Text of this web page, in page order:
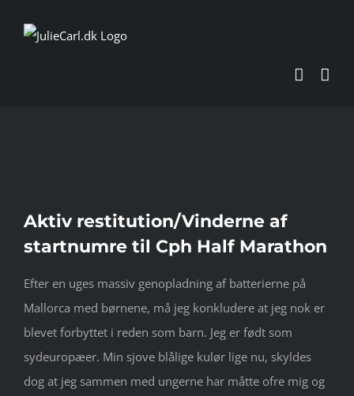
større
billede
Aktiv restitution/Vinderne af
startnumre til Cph Half Marathon
Efter en uges massiv genopladning af batterierne på
Mallorca med børnene, må jeg konkludere at jeg nok er
blevet forbyttet i reden som barn. Jeg er født som
sydeuropæer. Min sjove blålige kulør lige nu, skyldes
dog at jeg sammen med ungerne har måtte ofre mig og